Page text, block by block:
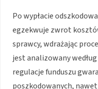
Po wypłacie
egzekwuje zwrot
sprawcy, wdrażając
jest analizowany
regulacje funduszu
poszkodowanych,